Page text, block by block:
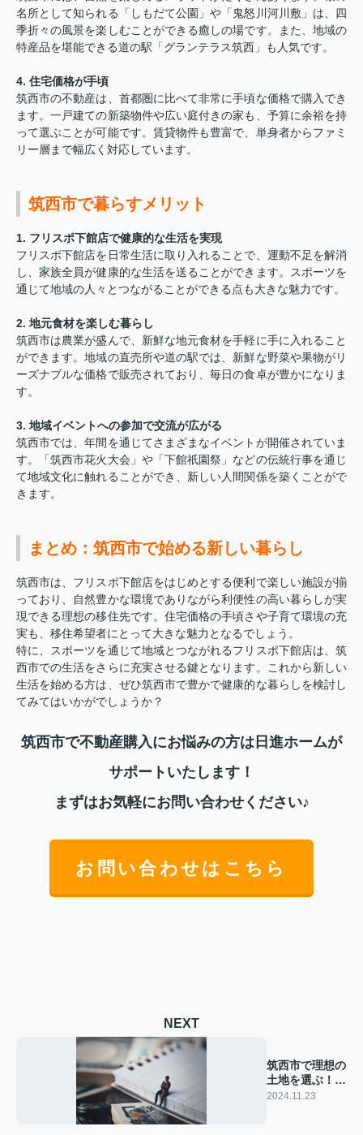
名所として知られる「しもだて公園」や「鬼怒川河川敷」は、四
季折々の風景を楽しむことができる癒しの場です。また、地域の
特産品を堪能できる道の駅「グランテラス筑西」も人気です。
4. 住宅価格が手頃
筑西市の不動産は、首都圏に比べて非常に手頃な価格で購入でき
ます。一戸建ての新築物件や広い庭付きの家も、予算に余裕を持
って選ぶことが可能です。賃貸物件も豊富で、単身者からファミ
リー層まで幅広く対応しています。
筑西市で暮らすメリット
1. フリスポ下館店で健康的な生活を実現
フリスポ下館店を日常生活に取り入れることで、運動不足を解消
し、家族全員が健康的な生活を送ることができます。スポーツを
通じて地域の人々とつながることができる点も大きな魅力です。
2. 地元食材を楽しむ暮らし
筑西市は農業が盛んで、新鮮な地元食材を手軽に手に入れること
ができます。地域の直売所や道の駅では、新鮮な野菜や果物がリ
ーズナブルな価格で販売されており、毎日の食卓が豊かになりま
す。
3. 地域イベントへの参加で交流が広がる
筑西市では、年間を通じてさまざまなイベントが開催されていま
す。「筑西市花火大会」や「下館祇園祭」などの伝統行事を通じ
て地域文化に触れることができ、新しい人間関係を築くことがで
きます。
まとめ：筑西市で始める新しい暮らし
筑西市は、フリスポ下館店をはじめとする便利で楽しい施設が揃
っており、自然豊かな環境でありながら利便性の高い暮らしが実
現できる理想の移住先です。住宅価格の手頃さや子育て環境の充
実も、移住希望者にとって大きな魅力となるでしょう。
特に、スポーツを通じて地域とつながれるフリスポ下館店は、筑
西市での生活をさらに充実させる鍵となります。これから新しい
生活を始める方は、ぜひ筑西市で豊かで健康的な暮らしを検討し
てみてはいかがでしょうか？
筑西市で不動産購入にお悩みの方は日進ホームが
サポートいたします！
まずはお気軽にお問い合わせください♪
お問い合わせはこちら
NEXT
筑西市で理想の
土地を選ぶ！失
敗しない方法と
2024.11.23